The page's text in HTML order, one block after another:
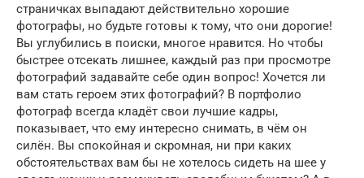
страничках выпадают действительно хорошие
фотографы, но будьте готовы к тому, что они дорогие!
Вы углубились в поиски, многое нравится. Но чтобы
быстрее отсекать лишнее, каждый раз при просмотре
фотографий задавайте себе один вопрос! Хочется ли
вам стать героем этих фотографий? В портфолио
фотограф всегда кладёт свои лучшие кадры,
показывает, что ему интересно снимать, в чём он
силён. Вы спокойная и скромная, ни при каких
обстоятельствах вам бы не хотелось сидеть на шее у